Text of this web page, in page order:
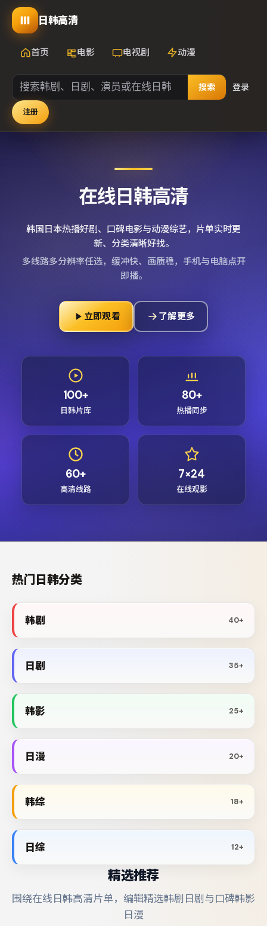
日韩高清
首页 电影 电视剧 动漫
搜索 登录
注册
在线日韩高清
韩国日本热播好剧、口碑电影与动漫综艺，片单实时更
新、分类清晰好找。
多线路多分辨率任选，缓冲快、画质稳，手机与电脑点开
即播。
立即观看 了解更多
100+
日韩片库
80+
热播同步
60+
高清线路
7×24
在线观影
热门日韩分类
韩剧 40+
日剧 35+
韩影 25+
日漫 20+
韩综 18+
日综 12+
精选推荐
围绕在线日韩高清片单，编辑精选韩剧日剧与口碑韩影
日漫